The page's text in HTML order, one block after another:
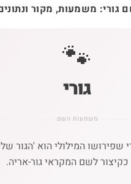
גורי: משמעות, מקור
🐾
גורי
משמעות השם
שפירושו המילולי הוא 'הגור
כקיצור לשם המקראי גור-אריה.